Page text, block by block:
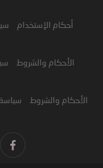
أحكام الإستخدام
الأحكام والشروط
الأحكام والشروط